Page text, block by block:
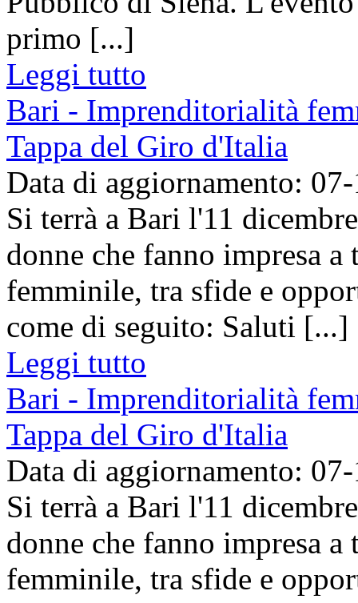
primo [...]
Leggi tutto
Bari - Imprenditorialità
Tappa del Giro d'Italia
Data di aggiornamento:
Si terrà a Bari l'11
donne che fanno impresa
femminile, tra sfide e
come di seguito: Saluti [...]
Leggi tutto
Bari - Imprenditorialità
Tappa del Giro d'Italia
Data di aggiornamento:
Si terrà a Bari l'11
donne che fanno impresa
femminile, tra sfide e